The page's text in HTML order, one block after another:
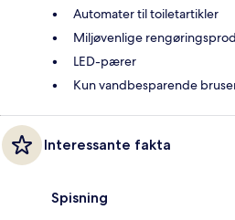
Automater til toiletartikler
Miljøvenlige
LED-pærer
Kun vandbesparende
Interessante fakta
Spisning